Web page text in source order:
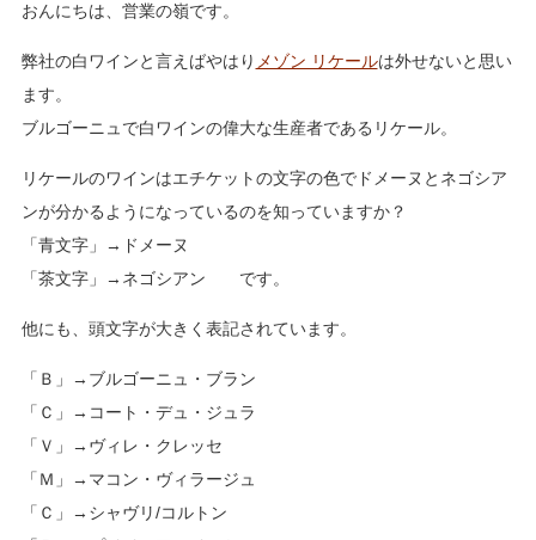
おんにちは、営業の嶺です。
弊社の白ワインと言えばやはり メゾン リケールは外せないと思い
ます。
ブルゴーニュで白ワインの偉大な生産者であるリケール。
リケールのワインはエチケットの文字の色でドメーヌとネゴシア
ンが分かるようになっているのを知っていますか？
「青文字」→ドメーヌ
「茶文字」→ネゴシアン です。
他にも、頭文字が大きく表記されています。
「Ｂ」→ブルゴーニュ・ブラン
「Ｃ」→コート・デュ・ジュラ
「Ｖ」→ヴィレ・クレッセ
「Ｍ」→マコン・ヴィラージュ
「Ｃ」→シャヴリ/コルトン